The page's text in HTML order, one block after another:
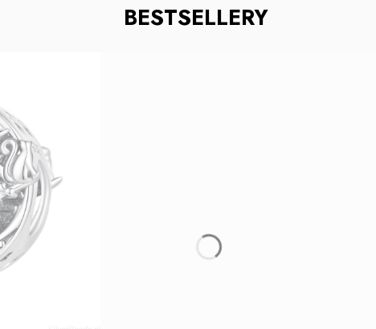
BESTSELLERY